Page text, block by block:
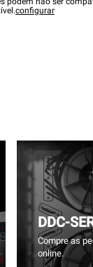
configurar
DDC-
Compre as
online.